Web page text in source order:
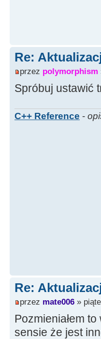
Re:
przez polymorphism
Spróbuj ustawić
C++ Reference -
Re:
przez mate006 »
Pozmieniałem
sensie że jest